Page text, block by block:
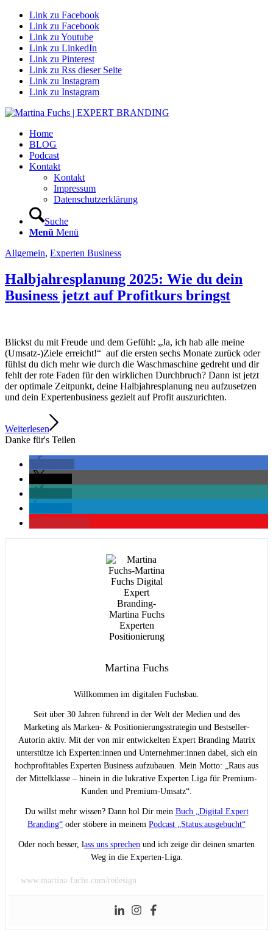
Link zu Facebook
Link zu Facebook
Link zu Youtube
Link zu LinkedIn
Link zu Pinterest
Link zu Rss dieser Seite
Link zu Instagram
Link zu Instagram
Home
BLOG
Podcast
Kontakt
Kontakt
Impressum
Datenschutzerklärung
Suche
Menü Menü
Allgemein, Experten Business
Halbjahresplanung 2025: Wie du dein
Business jetzt auf Profitkurs bringst
Blickst du mit Freude und dem Gefühl: „Ja, ich hab alle meine
(Umsatz-)Ziele erreicht!“ auf die ersten sechs Monate zurück oder
fühlst du dich mehr wie durch die Waschmaschine gedreht und dir
fehlt der rote Faden für den wirklichen Durchbruch? Dann ist jetzt
der optimale Zeitpunkt, deine Halbjahresplanung neu aufzusetzen
und dein Expertenbusiness gezielt auf Profit auszurichten.
Weiterlesen
Danke für's Teilen
Martina Fuchs
Willkommen im digitalen Fuchsbau.
Seit über 30 Jahren führend in der Welt der Medien und des
Marketing als Marken- & Positionierungsstrategin und Bestseller-
Autorin aktiv. Mit der von mir entwickelten Expert Branding Matrix
unterstütze ich Experten:innen und Unternehmer:innen dabei, sich ein
hochprofitables Experten Business aufzubauen. Mein Motto: „Raus aus
der Mittelklasse – hinein in die lukrative Experten Liga für Premium-
Kunden und Premium-Umsatz“.
Du willst mehr wissen? Dann hol Dir mein Buch „Digital Expert
Branding“ oder stöbere in meinem Podcast „Status:ausgebucht“
Oder noch besser, lass uns sprechen und ich zeige dir deinen smarten
Weg in die Experten-Liga.
www.martina-fuchs.com/redesign